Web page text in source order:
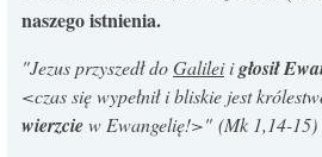
naszego istnienia.
"Jezus przyszedł doGalileiigłosił
<czas się wypełnił i bliskie jest
wierzciew Ewangelię!>" (Mk 1,14-15)